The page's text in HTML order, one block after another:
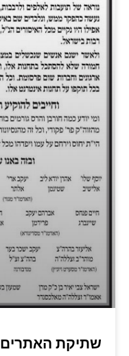
שתיקת האתרים